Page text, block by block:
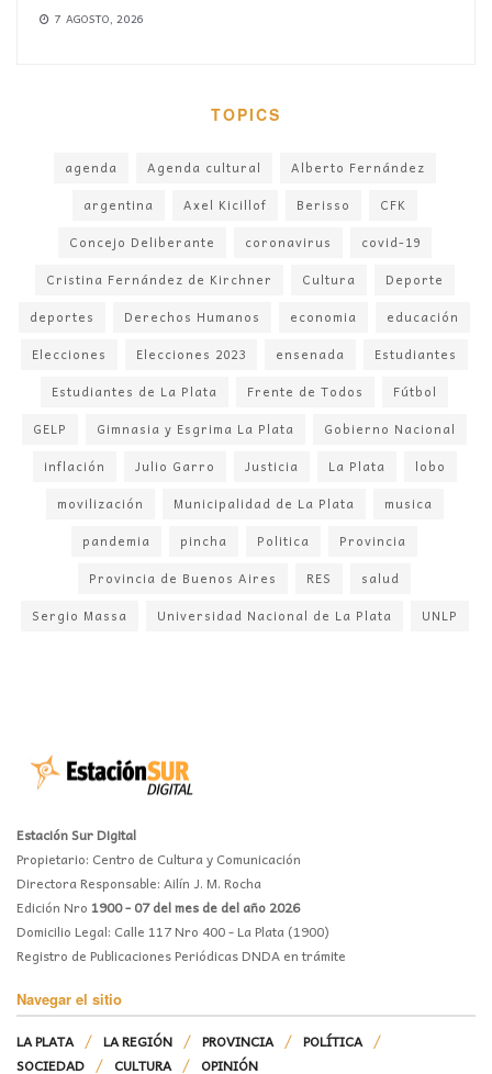
7 AGOSTO, 2026
TOPICS
agenda Agenda cultural
Alberto Fernández
argentina
Axel Kicillof Berisso
CFK
Concejo Deliberante
coronavirus
covid-19
Cristina Fernández de Kirchner
Cultura
Deporte
deportes
Derechos Humanos economia
educación
Elecciones
Elecciones 2023 ensenada
Estudiantes
Estudiantes de La Plata
Frente de Todos
Fútbol
GELP
Gimnasia y Esgrima La Plata
Gobierno Nacional
inflación
Julio Garro Justicia La Plata
lobo
movilización
Municipalidad de La Plata
musica
pandemia
pincha Politica
Provincia
Provincia de Buenos Aires
RES
salud
Sergio Massa
Universidad Nacional de La Plata UNLP
Estación Sur Digital
Propietario: Centro de Cultura y Comunicación
Directora Responsable: Ailín J. M. Rocha
Edición Nro 1900 - 07 del mes de del año 2026
Domicilio Legal: Calle 117 Nro 400 - La Plata (1900)
Registro de Publicaciones Periódicas DNDA en trámite
Navegar el sitio
LA PLATA LA REGIÓN PROVINCIA
POLÍTICA
SOCIEDAD
CULTURA OPINIÓN